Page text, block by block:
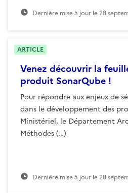
Dernière mise à jour le28
Venez découvrir la
produit SonarQube !
Pour répondre aux enjeux de
dans le développement des
Ministériel, le Département
Méthodes (…)
Dernière mise à jour le28
ARTICLE